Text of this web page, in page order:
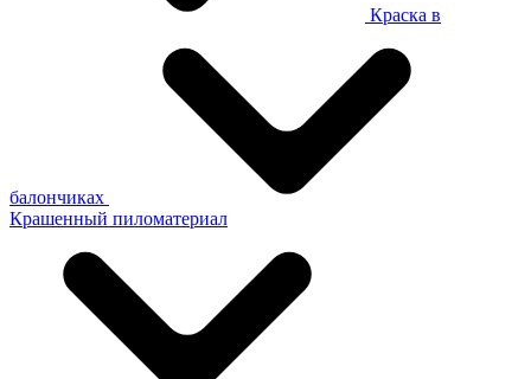
Краска в
балончиках
Крашенный пиломатериал